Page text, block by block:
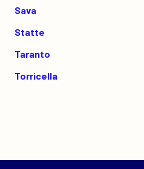
Sava
Statte
Taranto
Torricella